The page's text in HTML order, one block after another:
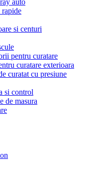
auto
rapide
si centuri
pentru curatare
curatare exterioara
curatat cu presiune
si control
de masura